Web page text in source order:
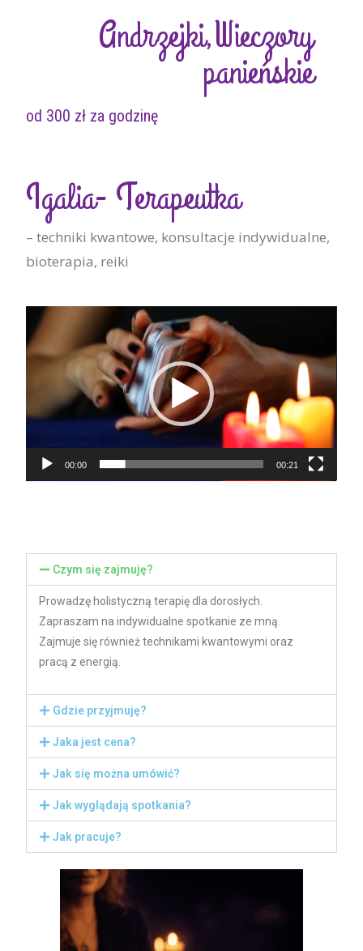
Andrzejki,Wieczory
panieńskie
od 300 zł za godzinę
Igalia- Terapeutka
– techniki kwantowe, konsultacje indywidualne,
bioterapia, reiki
Odtwarzacz
video
00:00 00:21
Czym się zajmuję?
Prowadzę holistyczną terapię dla dorosłych.
Zapraszam na indywidualne spotkanie ze mną.
Zajmuje się również technikami kwantowymi oraz
pracą z energią.
Gdzie przyjmuję?
Jaka jest cena?
Jak się można umówić?
Jak wyglądają spotkania?
Jak pracuje?